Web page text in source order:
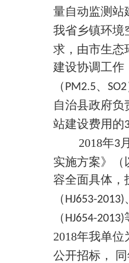
量自动监测站
我省乡镇环境
求，由市生态
建设协调工作
（ PM2.5、 SO2
自治县政府负
站建设费用的
2018年3月
实施方案》（
容全面具体，
（ HJ653-2013)
（ HJ654-2013)
2018年我单位
公开招标，